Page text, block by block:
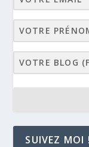
SUIVEZ MOI !